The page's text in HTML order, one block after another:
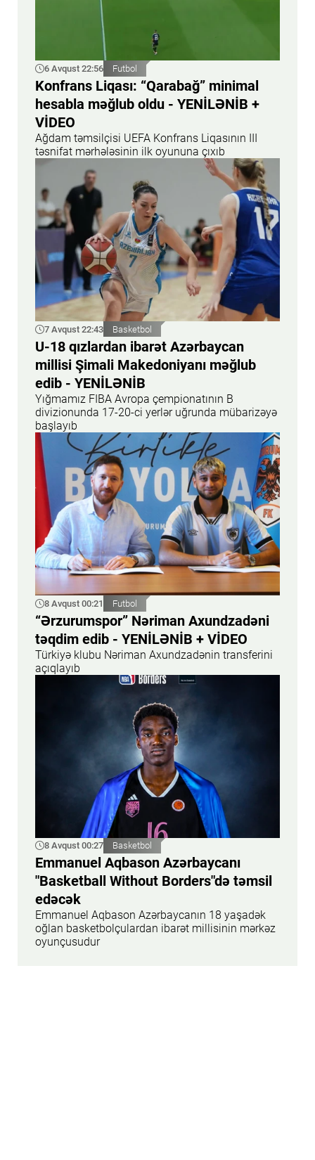
6 Avqust 22:56 Futbol
Konfrans Liqası: “Qarabağ” minimal
hesabla məğlub oldu - YENİLƏNİB +
VİDEO
Ağdam təmsilçisi UEFA Konfrans Liqasının III
təsnifat mərhələsinin ilk oyununa çıxıb
7 Avqust 22:43 Basketbol
U-18 qızlardan ibarət Azərbaycan
millisi Şimali Makedoniyanı məğlub
edib - YENİLƏNİB
Yığmamız FIBA Avropa çempionatının B
divizionunda 17-20-ci yerlər uğrunda mübarizəyə
başlayıb
8 Avqust 00:21 Futbol
“Ərzurumspor” Nəriman Axundzadəni
təqdim edib - YENİLƏNİB + VİDEO
Türkiyə klubu Nəriman Axundzadənin transferini
açıqlayıb
8 Avqust 00:27 Basketbol
Emmanuel Aqbason Azərbaycanı
"Basketball Without Borders"də təmsil
edəcək
Emmanuel Aqbason Azərbaycanın 18 yaşadək
oğlan basketbolçulardan ibarət millisinin mərkəz
oyunçusudur